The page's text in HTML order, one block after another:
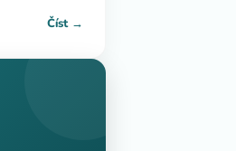
Číst →